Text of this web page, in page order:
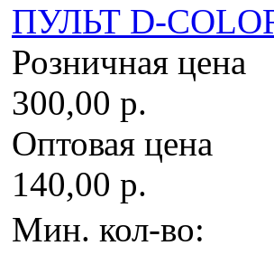
ПУЛЬТ D-
Розничная цена
300,00 р.
Оптовая цена
140,00 р.
Мин. кол-во: